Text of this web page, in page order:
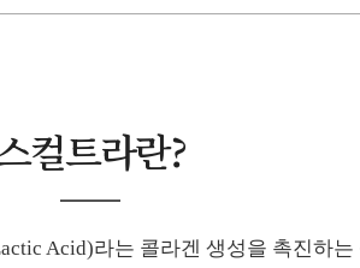
컬트라란?
Acid)라는 콜라겐 생성을 촉진하는